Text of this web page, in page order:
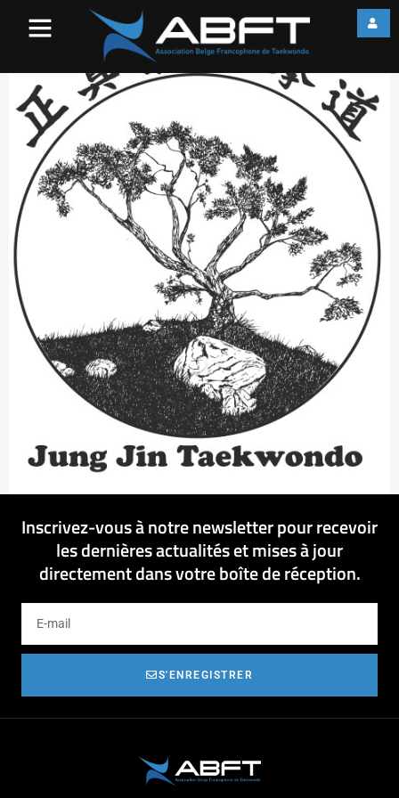
Inscrivez-vous à notre newsletter pour recevoir
les dernières actualités et mises à jour
directement dans votre boîte de réception.
S'ENREGISTRER